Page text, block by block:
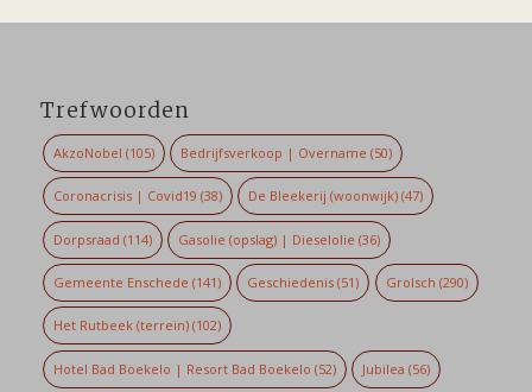
Trefwoorden
AkzoNobel (105) Bedrijfsverkoop | Overname (50)
Coronacrisis | Covid19 (38) De Bleekerij (woonwijk) (47)
Dorpsraad (114) Gasolie (opslag) | Dieselolie (36)
Gemeente Enschede (141) Geschiedenis (51) Grolsch (290)
Het Rutbeek (terrein)(102)
Hotel Bad Boekelo | Resort Bad Boekelo (52) Jubilea (56)